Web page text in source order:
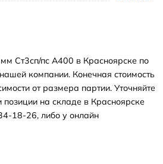
Ст3сп/пс А400 в Красноярске по
компании. Конечная стоимость
от размера партии. Уточняйте
на складе в Красноярске
18-26, либо у онлайн